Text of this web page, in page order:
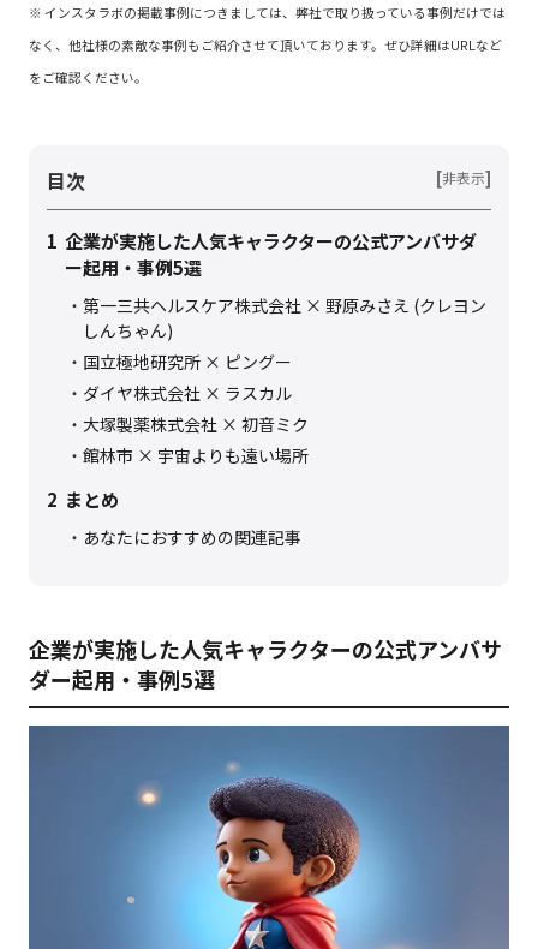
※ インスタラボの掲載事例につきましては、弊社で取り扱っている事例だけでは
なく、他社様の素敵な事例もご紹介させて頂いております。ぜひ詳細はURLなど
をご確認ください。
目次 [非表示]
1 企業が実施した人気キャラクターの公式アンバサダ
ー起用・事例5選
第一三共ヘルスケア株式会社 × 野原みさえ (クレヨン
しんちゃん)
国立極地研究所 × ピングー
ダイヤ株式会社 × ラスカル
大塚製薬株式会社 × 初音ミク
館林市 × 宇宙よりも遠い場所
2 まとめ
あなたにおすすめの関連記事
企業が実施した人気キャラクターの公式アンバサ
ダー起用・事例5選